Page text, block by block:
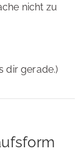
nicht zu
dir gerade.)